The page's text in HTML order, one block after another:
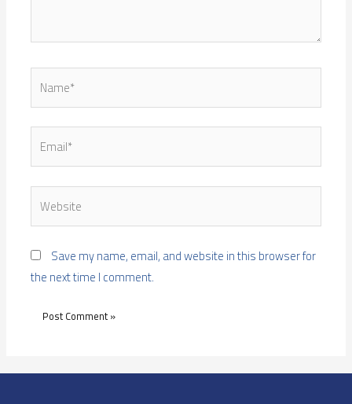
Email*
Save my name, email, and website in this browser for
the next time I comment.